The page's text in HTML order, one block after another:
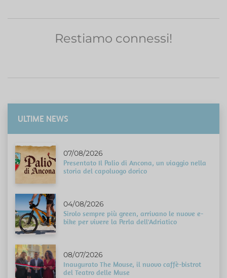
Restiamo connessi!
ULTIME NEWS
07/08/2026
Presentato Il Palio di Ancona, un viaggio nella
storia del capoluogo dorico
04/08/2026
Sirolo sempre più green, arrivano le nuove e-
bike per vivere la Perla dell'Adriatico
08/07/2026
Inaugurato The Mouse, il nuovo caffè-bistrot
del Teatro delle Muse